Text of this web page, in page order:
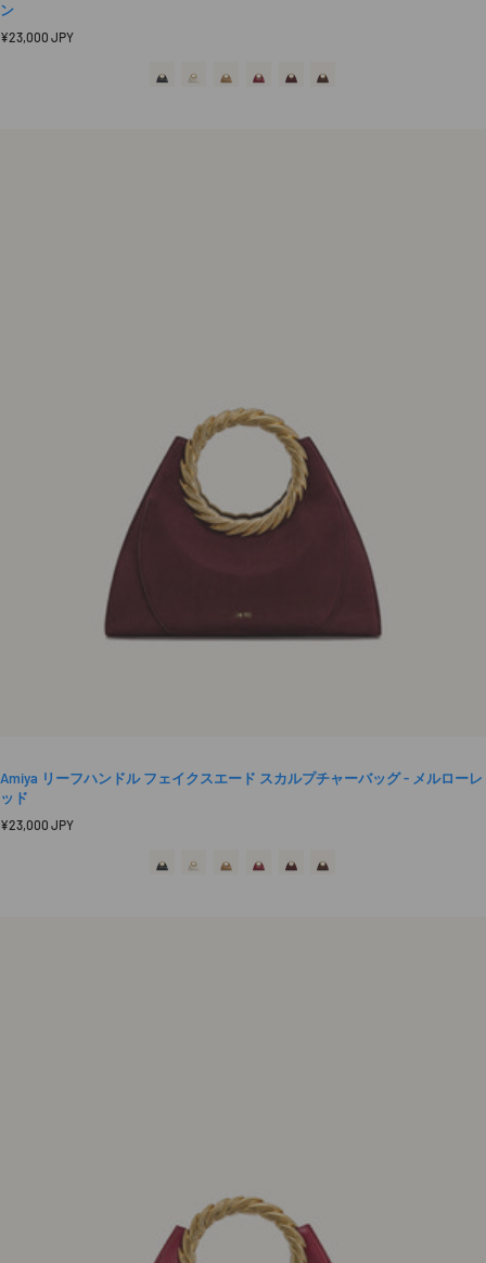
ン
¥23,000 JPY
Amiya リーフハンドル フェイクスエード スカルプチャーバッグ - メルローレ
ッド
¥23,000 JPY